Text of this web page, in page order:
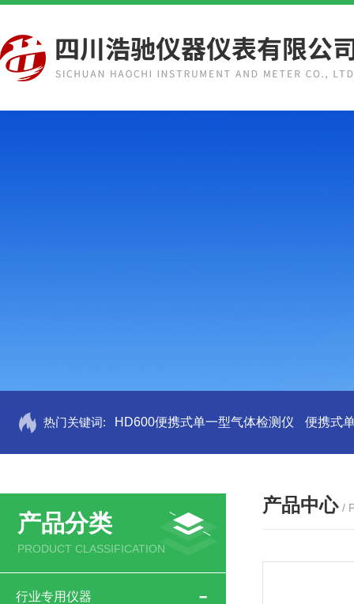
热门关键词: HD600便携式单一型气体检测仪 便携式
产品分类
PRODUCT CLASSIFICATION
行业专用仪器
产品中心 /